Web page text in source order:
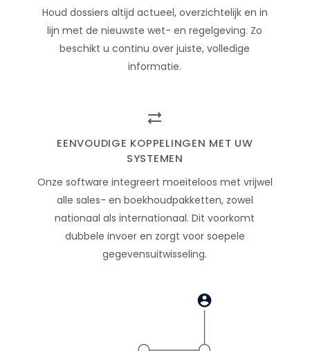
Houd dossiers altijd actueel, overzichtelijk en in
lijn met de nieuwste wet- en regelgeving. Zo
beschikt u continu over juiste, volledige
informatie.
EENVOUDIGE KOPPELINGEN MET UW
SYSTEMEN
Onze software integreert moeiteloos met vrijwel
alle sales- en boekhoudpakketten, zowel
nationaal als internationaal. Dit voorkomt
dubbele invoer en zorgt voor soepele
gegevensuitwisseling.